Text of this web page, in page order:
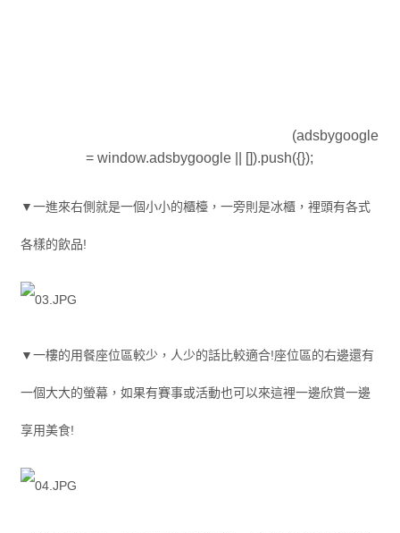
(adsbygoogle
= window.adsbygoogle || []).push({});
▼一進來右側就是一個小小的櫃檯，一旁則是冰櫃，裡頭有各式
各樣的飲品!
▼一樓的用餐座位區較少，人少的話比較適合!座位區的右邊還有
一個大大的螢幕，如果有賽事或活動也可以來這裡一邊欣賞一邊
享用美食!